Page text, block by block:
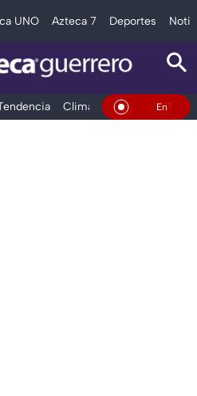
UNO Azteca 7 Deportes
Clima Deportes En Vivo